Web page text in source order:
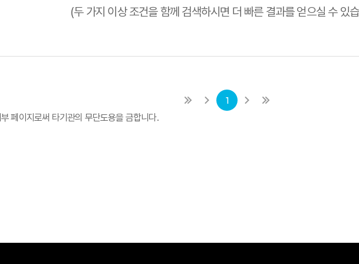
(두 가지 이상 조건을 함께 검색하시면 더 빠른 결과를 얻으실 수 있
1
페이지로써 타기관의 무단도용을 금합니다.